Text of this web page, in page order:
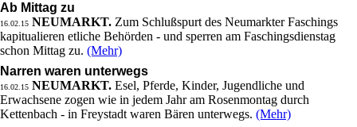
Ab Mittag zu
16.02.15 NEUMARKT. Zum Schlußspurt des Neumarkter Faschings
kapitualieren etliche Behörden - und sperren am Faschingsdienstag
schon Mittag zu. (Mehr)
Narren waren unterwegs
16.02.15 NEUMARKT. Esel, Pferde, Kinder, Jugendliche und
Erwachsene zogen wie in jedem Jahr am Rosenmontag durch
Kettenbach - in Freystadt waren Bären unterwegs. (Mehr)